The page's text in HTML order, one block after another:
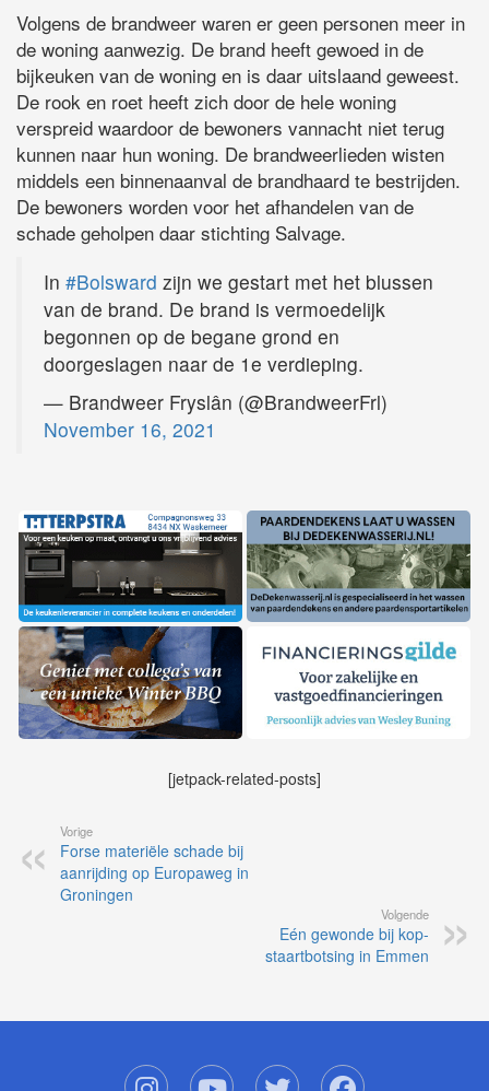
Volgens de brandweer waren er geen personen meer in
de woning aanwezig. De brand heeft gewoed in de
bijkeuken van de woning en is daar uitslaand geweest.
De rook en roet heeft zich door de hele woning
verspreid waardoor de bewoners vannacht niet terug
kunnen naar hun woning. De brandweerlieden wisten
middels een binnenaanval de brandhaard te bestrijden.
De bewoners worden voor het afhandelen van de
schade geholpen daar stichting Salvage.
In #Bolsward zijn we gestart met het blussen
van de brand. De brand is vermoedelijk
begonnen op de begane grond en
doorgeslagen naar de 1e verdieping.
— Brandweer Fryslân (@BrandweerFrl)
November 16, 2021
[jetpack-related-posts]
Vorige
Forse materiële schade bij
aanrijding op Europaweg in
Groningen
Volgende
Eén gewonde bij kop-
staartbotsing in Emmen